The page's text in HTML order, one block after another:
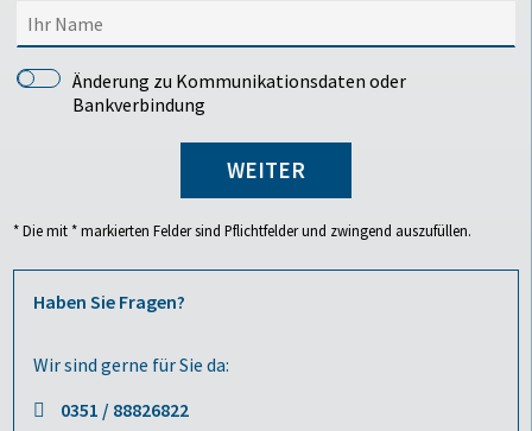
Änderung zu Kommunikationsdaten oder
Bankverbindung
WEITER
* Die mit * markierten Felder sind Pflichtfelder und zwingend auszufüllen.
Haben Sie Fragen?
Wir sind gerne für Sie da:
0351 / 88826822